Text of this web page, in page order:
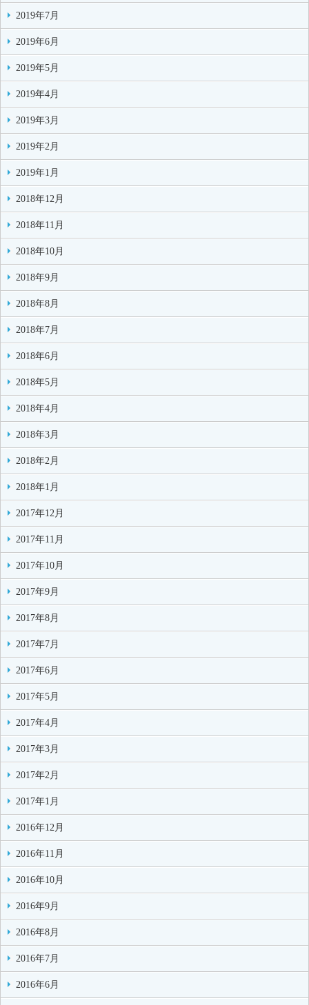
2019年7月
2019年6月
2019年5月
2019年4月
2019年3月
2019年2月
2019年1月
2018年12月
2018年11月
2018年10月
2018年9月
2018年8月
2018年7月
2018年6月
2018年5月
2018年4月
2018年3月
2018年2月
2018年1月
2017年12月
2017年11月
2017年10月
2017年9月
2017年8月
2017年7月
2017年6月
2017年5月
2017年4月
2017年3月
2017年2月
2017年1月
2016年12月
2016年11月
2016年10月
2016年9月
2016年8月
2016年7月
2016年6月